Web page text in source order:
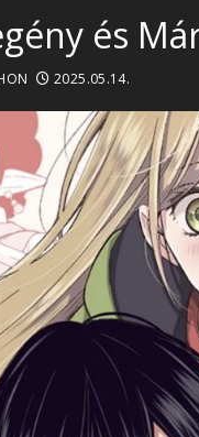
és
2025.05.14.